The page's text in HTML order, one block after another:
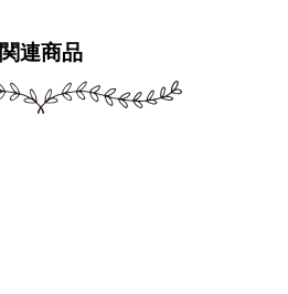
関連商品